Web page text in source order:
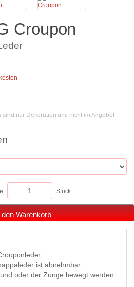
Croupon
sind nur Dekoration und nicht im Angebot
Stück
den Warenkorb
ist abnehmbar
oder der Zunge bewegt werden